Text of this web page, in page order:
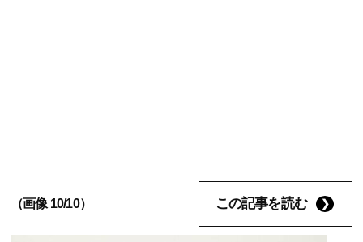
（画像 10/10） この記事を読む